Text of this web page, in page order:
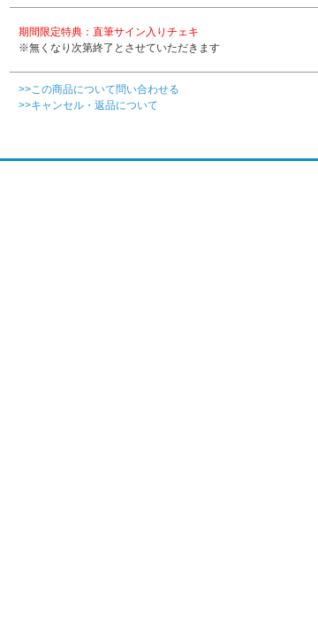
期間限定特典：直筆サイン入りチェキ
※無くなり次第終了とさせていただきます
>>この商品について問い合わせる
>>キャンセル・返品について